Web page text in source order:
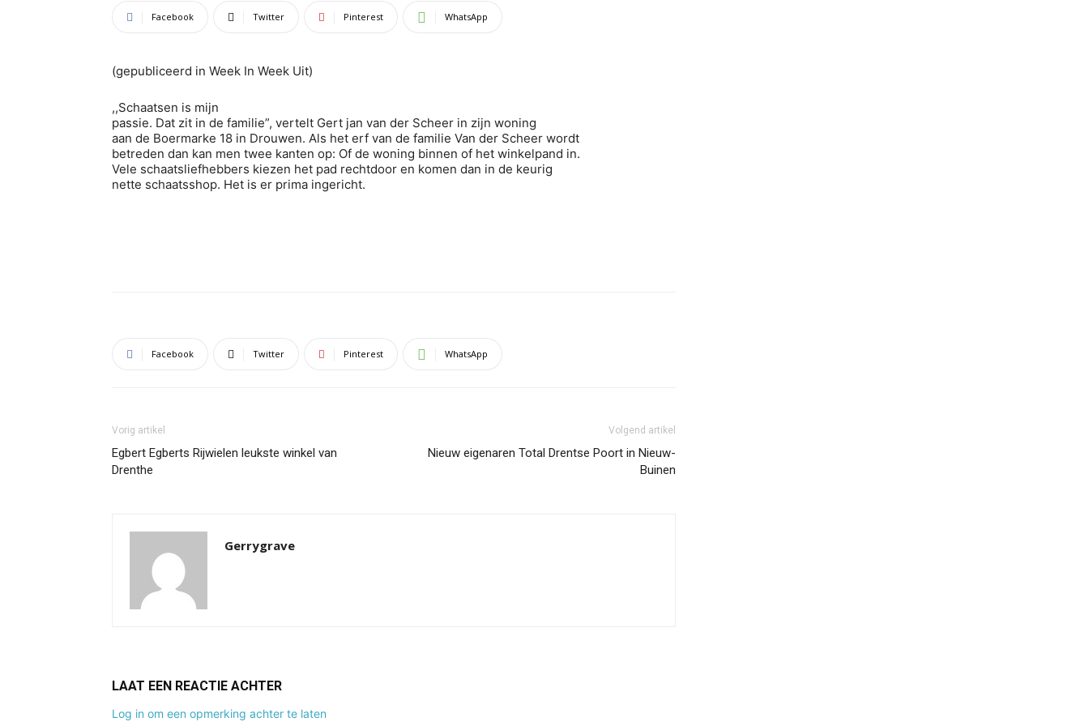
Facebook Twitter Pinterest WhatsApp
(gepubliceerd in Week In Week Uit)
,,Schaatsen is mijn
passie. Dat zit in de familie”, vertelt Gert jan van der Scheer in zijn woning
aan de Boermarke 18 in Drouwen. Als het erf van de familie Van der Scheer wordt
betreden dan kan men twee kanten op: Of de woning binnen of het winkelpand in.
Vele schaatsliefhebbers kiezen het pad rechtdoor en komen dan in de keurig
nette schaatsshop. Het is er prima ingericht.
Facebook Twitter Pinterest WhatsApp
Vorig artikel
Egbert Egberts Rijwielen leukste winkel van
Drenthe
Volgend artikel
Nieuw eigenaren Total Drentse Poort in Nieuw-
Buinen
Gerrygrave
LAAT EEN REACTIE ACHTER
Log in om een opmerking achter te laten